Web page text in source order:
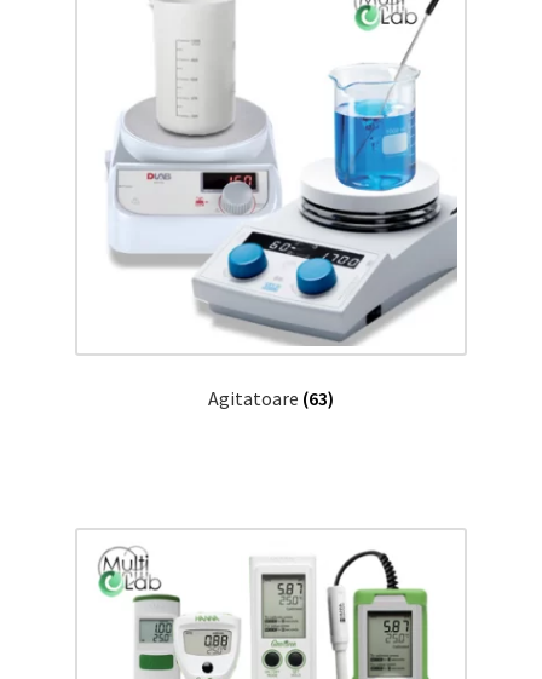
Agitatoare (63)